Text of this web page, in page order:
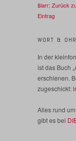
$larr; Zurück
Eintrag
WORT &
In der
ist das Buch
erschienen.
zugeschickt:
Alles rund
gibt es bei